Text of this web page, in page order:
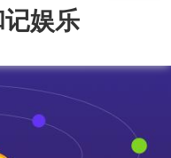
娱乐